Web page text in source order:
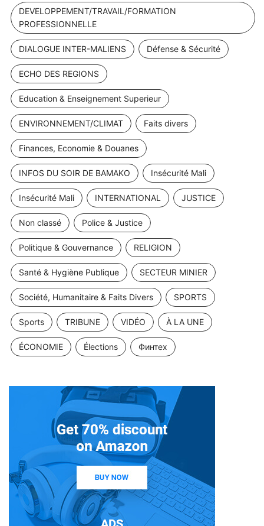
DEVELOPPEMENT/TRAVAIL/FORMATION
PROFESSIONNELLE
DIALOGUE INTER-MALIENS Défense & Sécurité
ECHO DES REGIONS
Education & Enseignement Superieur
ENVIRONNEMENT/CLIMAT Faits divers
Finances, Economie & Douanes
INFOS DU SOIR DE BAMAKO Insécurité Mali
Insécurité Mali INTERNATIONAL JUSTICE
Non classé Police & Justice
Politique & Gouvernance RELIGION
Santé & Hygiène Publique SECTEUR MINIER
Société, Humanitaire & Faits Divers SPORTS
Sports TRIBUNE VIDÉO À LA UNE
ÉCONOMIE Élections Финтех